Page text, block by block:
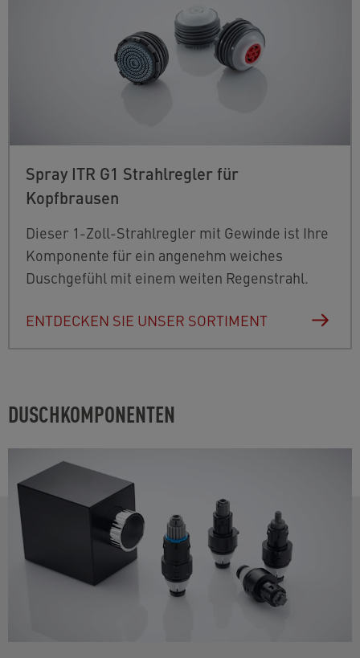
Spray ITR G1 Strahlregler für
Kopfbrausen
Dieser 1-Zoll-Strahlregler mit Gewinde ist Ihre
Komponente für ein angenehm weiches
Duschgefühl mit einem weiten Regenstrahl.
ENTDECKEN SIE UNSER SORTIMENT
DUSCHKOMPONENTEN